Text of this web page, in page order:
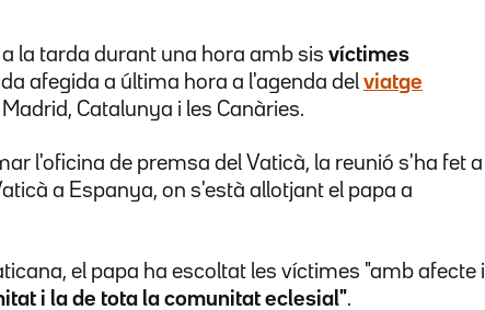
la tarda durant una hora amb sis víctimes
afegida a última hora a l'agenda del viatge
Catalunya i les Canàries.
l'oficina de premsa del Vaticà, la reunió s'ha fet a
a Espanya, on s'està allotjant el papa a
el papa ha escoltat les víctimes "amb afecte i
i la de tota la comunitat eclesial".